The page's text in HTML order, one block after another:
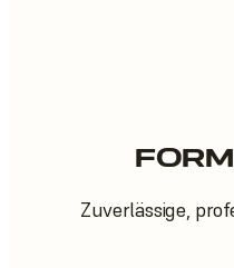
Zuverlässige,